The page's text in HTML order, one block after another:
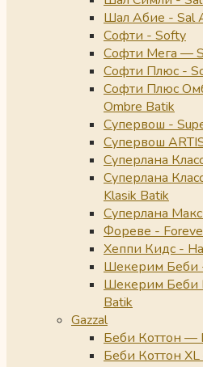
Шал Абие - Sal
Софти - Softy
Софти Мега —
Софти Плюс -
Софти Плюс
Ombre Batik
Супервош -
Супервош
Суперлана
Суперлана
Klasik Batik
Суперлана
Фореве -
Хеппи Кидс -
Шекерим Беби
Шекерим Беби
Batik
Gazzal
Беби Коттон —
Беби Коттон